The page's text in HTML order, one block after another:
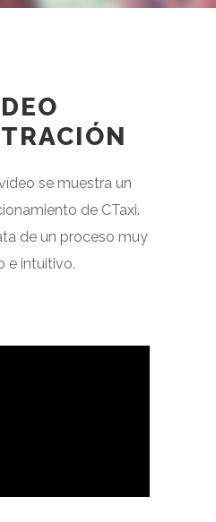
se muestra un
de CTaxi.
de un proceso muy
e intuitivo.